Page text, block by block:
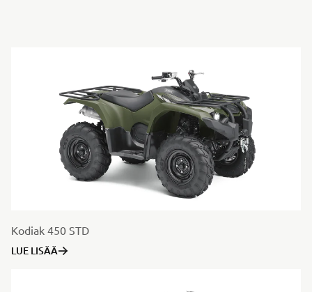
Kodiak 450 STD
LUE LISÄÄ